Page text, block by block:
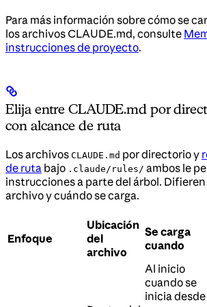
Para más información sobre cómo se
los archivos CLAUDE.md, consulte
instrucciones de proyecto.
Elija entre CLAUDE.md por
con alcance de ruta
Los archivos CLAUDE.md por directorio y
de ruta bajo .claude/rules/ ambos le
instrucciones a parte del árbol.
archivo y cuándo se carga.
Enfoque
Ubicación
del
archivo
Se carga
cuando
Al inicio
cuando se
inicia desde